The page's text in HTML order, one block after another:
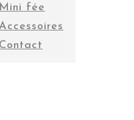
Mini fée
Contact